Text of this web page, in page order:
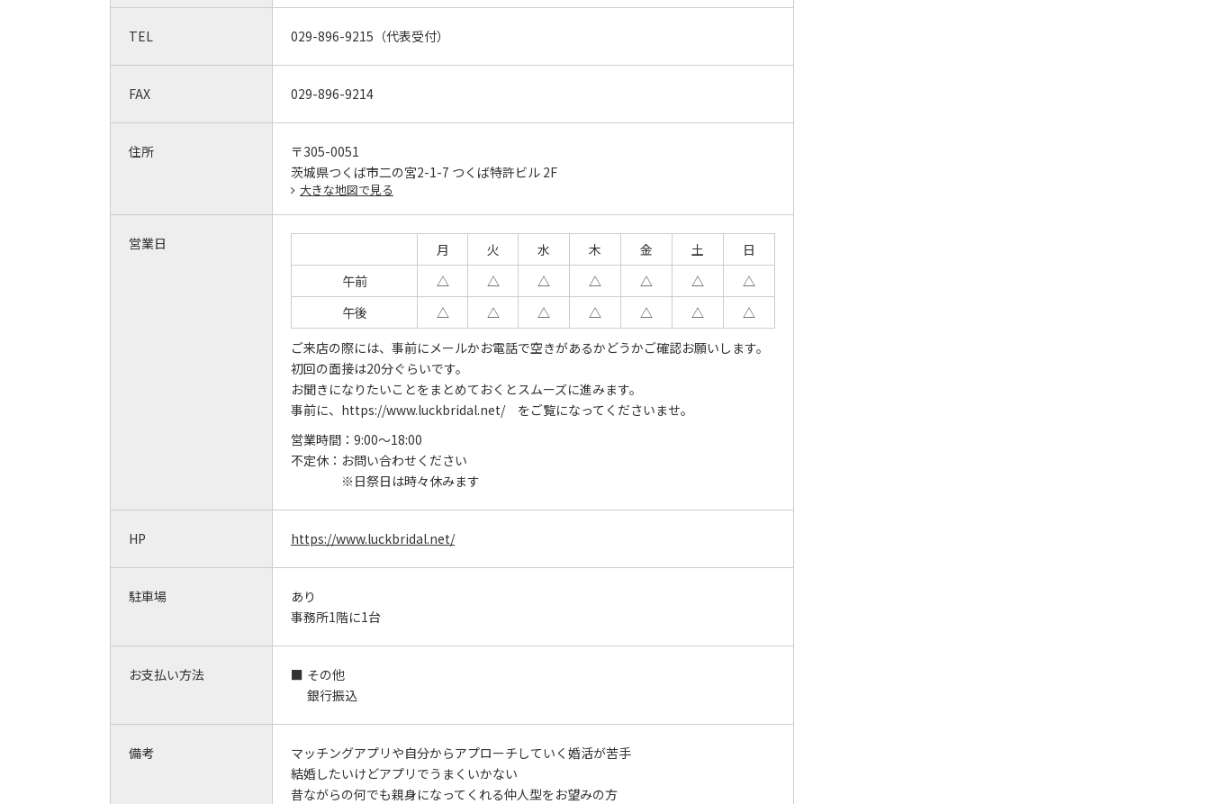
TEL 029-896-9215（代表受付）
FAX 029-896-9214
住所
〒305-0051
茨城県つくば市二の宮2-1-7 つくば特許ビル 2F
大きな地図で見る
営業日 月 火 水 木 金 土
日
午前
△ △ △ △ △ △
△
午後
△ △ △ △ △ △
△
ご来店の際には、事前にメールかお電話で空きがあるかどうかご確認お願いします。
初回の面接は20分ぐらいです。
お聞きになりたいことをまとめておくとスムーズに進みます。
事前に、https://www.luckbridal.net/ をご覧になってくださいませ。
営業時間： 9:00～18:00
不定休： お問い合わせください
※日祭日は時々休みます
HP https://www.luckbridal.net/
駐車場
あり
事務所1階に1台
お支払い方法
その他
銀行振込
備考
マッチングアプリや自分からアプローチしていく婚活が苦手
結婚したいけどアプリでうまくいかない
昔ながらの何でも親身になってくれる仲人型をお望みの方